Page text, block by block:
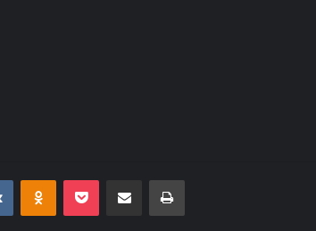
VKontakteOdnoklassniki
Pocket E-Posta ile paylaş Yazdır